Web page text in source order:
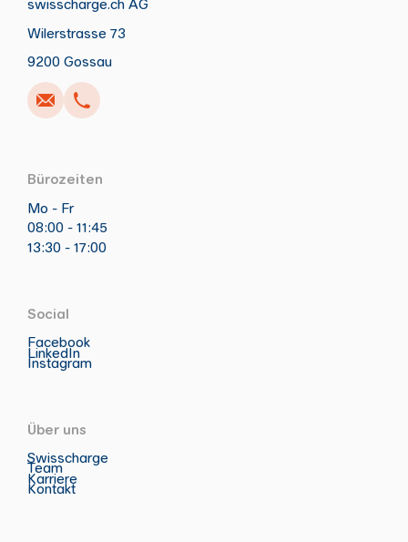
swisscharge.ch AG
Wilerstrasse 73
9200 Gossau
SchreibenKopieren
AnrufenKopieren
Bürozeiten
Mo - Fr
08:00 - 11:45
13:30 - 17:00
Social
Facebook
LinkedIn
Instagram
Über uns
Swisscharge
Team
Karriere
Kontakt